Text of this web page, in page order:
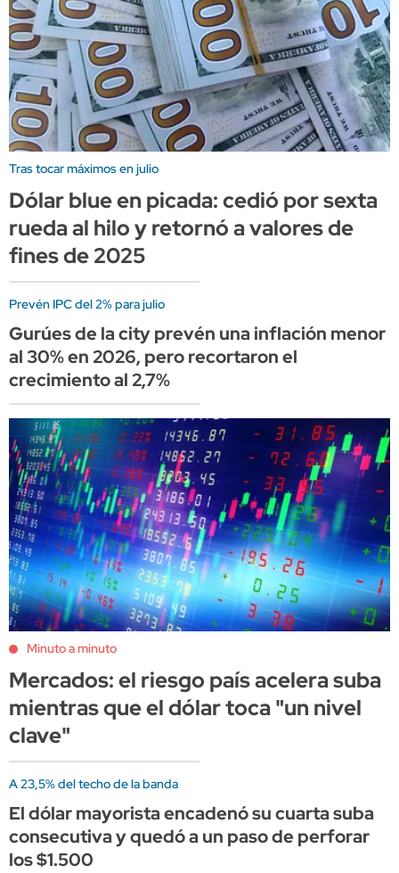
Tras tocar máximos en julio
Dólar blue en picada: cedió por sexta
rueda al hilo y retornó a valores de
fines de 2025
Prevén IPC del 2% para julio
Gurúes de la city prevén una inflación menor
al 30% en 2026, pero recortaron el
crecimiento al 2,7%
Minuto a minuto
Mercados: el riesgo país acelera suba
mientras que el dólar toca "un nivel
clave"
A 23,5% del techo de la banda
El dólar mayorista encadenó su cuarta suba
consecutiva y quedó a un paso de perforar
los $1.500